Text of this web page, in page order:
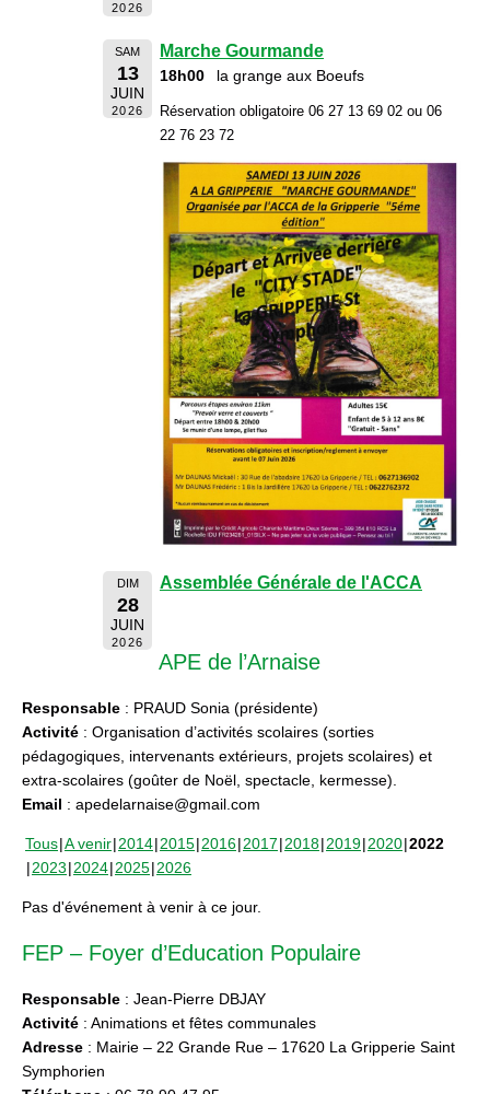
2026
SAM
13
JUIN
2026
Marche Gourmande
18h00 la grange aux Boeufs
Réservation obligatoire 06 27 13 69 02 ou 06
22 76 23 72
DIM
28
JUIN
2026
Assemblée Générale de l'ACCA
APE de l’Arnaise
Responsable : PRAUD Sonia (présidente)
Activité : Organisation d’activités scolaires (sorties
pédagogiques, intervenants extérieurs, projets scolaires) et
extra-scolaires (goûter de Noël, spectacle, kermesse).
Email : apedelarnaise@gmail.com
Tous A venir 2014 2015 2016 2017 2018 2019 2020 2022
2023 2024 2025 2026
Pas d'événement à venir à ce jour.
FEP – Foyer d’Education Populaire
Responsable : Jean-Pierre DBJAY
Activité : Animations et fêtes communales
Adresse : Mairie – 22 Grande Rue – 17620 La Gripperie Saint
Symphorien